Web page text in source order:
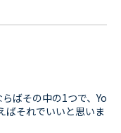
ばその中の1つで、Yo
ばそれでいいと思いま